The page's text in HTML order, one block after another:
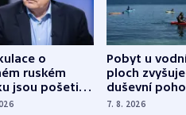
o
ruském
jsou pošetilé,
Pobyt u
ploch zvyšuje
duševní
ukázala
7. 8. 2026